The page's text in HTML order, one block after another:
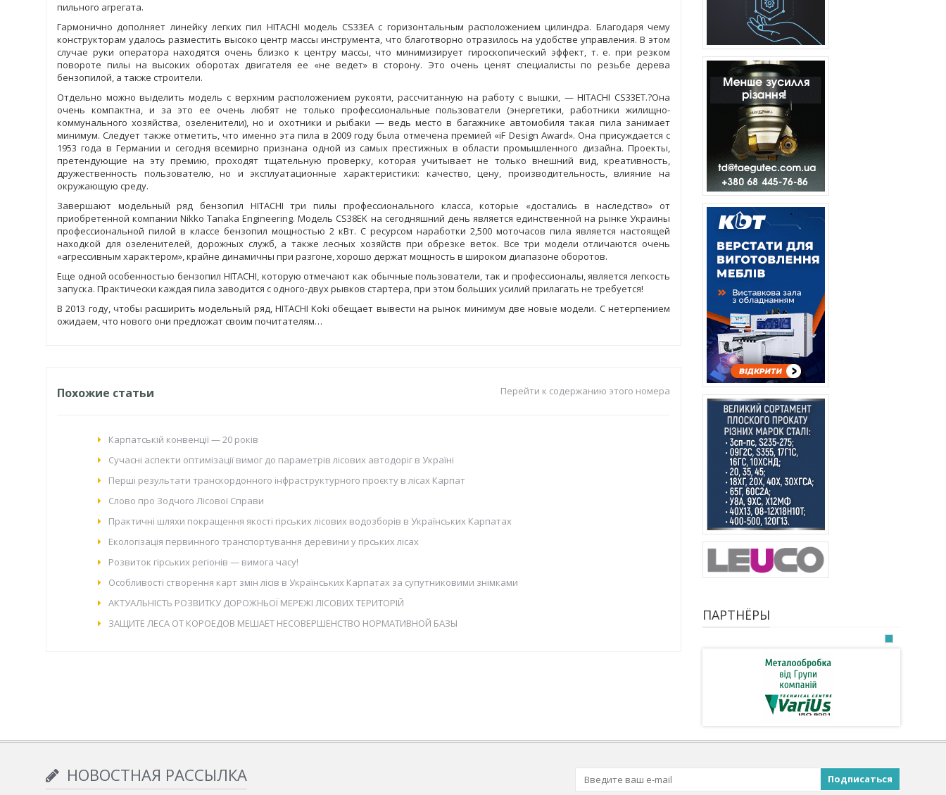
пильного агрегата.
Гармонично дополняет линейку легких пил HITACHI модель CS33EA с горизонтальным расположением цилиндра. Благодаря чему
конструкторам удалось разместить высоко центр массы инструмента, что благотворно отразилось на удобстве управления. В этом
случае руки оператора находятся очень близко к центру массы, что минимизирует гироскопический эффект, т. е. при резком
повороте пилы на высоких оборотах двигателя ее «не ведет» в сторону. Это очень ценят специалисты по резьбе дерева
бензопилой, а также строители.
Отдельно можно выделить модель с верхним расположением рукояти, рассчитанную на работу с вышки, — HITACHI CS33ET.?Она
очень компактна, и за это ее очень любят не только профессиональные пользователи (энергетики, работники жилищно-
коммунального хозяйства, озеленители), но и охотники и рыбаки — ведь место в багажнике автомобиля такая пила занимает
минимум. Следует также отметить, что именно эта пила в 2009 году была отмечена премией «iF Design Award». Она присуждается с
1953 года в Германии и сегодня всемирно признана одной из самых престижных в области промышленного дизайна. Проекты,
претендующие на эту премию, проходят тщательную проверку, которая учитывает не только внешний вид, креативность,
дружественность пользователю, но и эксплуатационные характеристики: качество, цену, производительность, влияние на
окружающую среду.
Завершают модельный ряд бензопил HITACHI три пилы профессионального класса, которые «достались в наследство» от
приобретенной компании Nikko Tanaka Engineering. Модель CS38EK на сегодняшний день является единственной на рынке Украины
профессиональной пилой в классе бензопил мощностью 2 кВт. С ресурсом наработки 2,500 моточасов пила является настоящей
находкой для озеленителей, дорожных служб, а также лесных хозяйств при обрезке веток. Все три модели отличаются очень
«агрессивным характером», крайне динамичны при разгоне, хорошо держат мощность в широком диапазоне оборотов.
Еще одной особенностью бензопил HITACHI, которую отмечают как обычные пользователи, так и профессионалы, является легкость
запуска. Практически каждая пила заводится с одного-двух рывков стартера, при этом больших усилий прилагать не требуется!
В 2013 году, чтобы расширить модельный ряд, HITACHI Koki обещает вывести на рынок минимум две новые модели. С нетерпением
ожидаем, что нового они предложат своим почитателям…
Похожие статьи Перейти к содержанию этого номера
Карпатській конвенції — 20 років
Сучасні аспекти оптимізації вимог до параметрів лісових автодоріг в Україні
Перші результати транскордонного інфраструктурного проєкту в лісах Карпат
Слово про Зодчого Лісової Справи
Практичні шляхи покращення якості гірських лісових водозборів в Українських Карпатах
Екологізація первинного транспортування деревини у гірських лісах
Розвиток гірських регіонів — вимога часу!
Особливості створення карт змін лісів в Українських Карпатах за супутниковими знімками
АКТУАЛЬНІСТЬ РОЗВИТКУ ДОРОЖНЬОЇ МЕРЕЖІ ЛІСОВИХ ТЕРИТОРІЙ
ЗАЩИТЕ ЛЕСА ОТ КОРОЕДОВ МЕШАЕТ НЕСОВЕРШЕНСТВО НОРМАТИВНОЙ БАЗЫ
ПАРТНЁРЫ
НОВОСТНАЯ РАССЫЛКА